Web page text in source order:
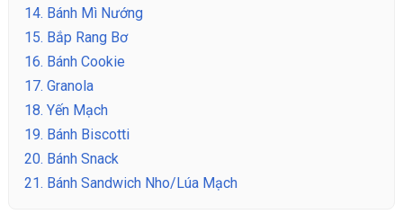
14. Bánh Mì Nướng
15. Bắp Rang Bơ
16. Bánh Cookie
17. Granola
18. Yến Mạch
19. Bánh Biscotti
20. Bánh Snack
21. Bánh Sandwich Nho/Lúa Mạch